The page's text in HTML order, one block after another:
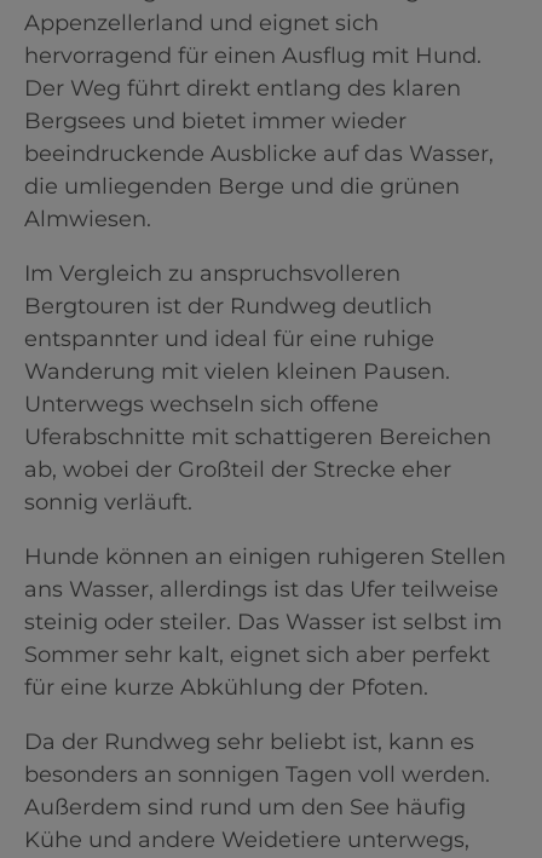
Appenzellerland und eignet sich
hervorragend für einen Ausflug mit Hund.
Der Weg führt direkt entlang des klaren
Bergsees und bietet immer wieder
beeindruckende Ausblicke auf das Wasser,
die umliegenden Berge und die grünen
Almwiesen.
Im Vergleich zu anspruchsvolleren
Bergtouren ist der Rundweg deutlich
entspannter und ideal für eine ruhige
Wanderung mit vielen kleinen Pausen.
Unterwegs wechseln sich offene
Uferabschnitte mit schattigeren Bereichen
ab, wobei der Großteil der Strecke eher
sonnig verläuft.
Hunde können an einigen ruhigeren Stellen
ans Wasser, allerdings ist das Ufer teilweise
steinig oder steiler. Das Wasser ist selbst im
Sommer sehr kalt, eignet sich aber perfekt
für eine kurze Abkühlung der Pfoten.
Da der Rundweg sehr beliebt ist, kann es
besonders an sonnigen Tagen voll werden.
Außerdem sind rund um den See häufig
Kühe und andere Weidetiere unterwegs,